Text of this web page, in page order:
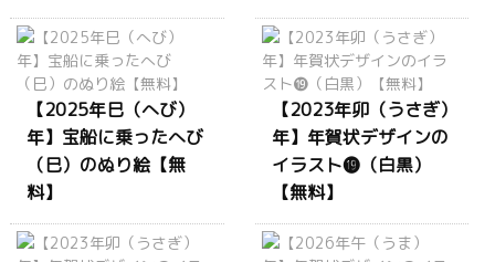
【2025年巳（へび）
年】宝船に乗ったへび
（巳）のぬり絵【無
料】
【2023年卯（うさぎ）
年】年賀状デザインの
イラスト⓳（白黒）
【無料】